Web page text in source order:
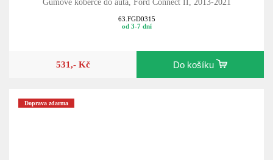
Gumové koberce do auta, Ford Connect II, 2013-2021
63.FGD0315
od 3-7 dní
531,- Kč Do košíku
Doprava zdarma